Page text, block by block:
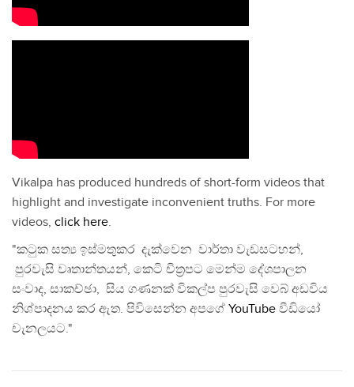
Vikalpa has produced hundreds of short-form videos that
highlight and investigate inconvenient truths. For more
videos, click here.
"කටුක සත්‍ය ඉස්මතුකර දැක්වෙන වාර්තා වැඩසටහන්,
පුරවැසි වෘතාන්තයන්, කෙටි චිත්‍රපට මෙන්ම දේශපාලන
සංවාද, සාකච්ඡා, සිය ගණනක් විකල්ප පුරවැසි වෙබ් අඩවිය
නිශ්පාදනය කර ඇත. පිවිසෙන්න අපගේ YouTube වීඩියෝ
චැනලයට."